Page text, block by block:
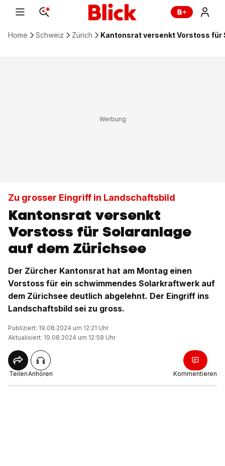
Home Schweiz Zürich Kantonsrat versenkt Vorstoss für
Zu grosser Eingriff in Landschaftsbild
Kantonsrat versenkt
Vorstoss für Solaranlage
auf dem Zürichsee
Der Zürcher Kantonsrat hat am Montag einen
Vorstoss für ein schwimmendes Solarkraftwerk auf
dem Zürichsee deutlich abgelehnt. Der Eingriff ins
Landschaftsbild sei zu gross.
Publiziert: 19.08.2024 um 12:21 Uhr
Aktualisiert: 19.08.2024 um 12:58 Uhr
TeilenAnhören Kommentieren